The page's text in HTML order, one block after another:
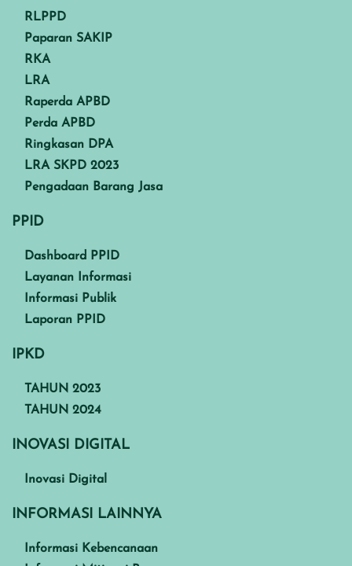
RLPPD
Paparan SAKIP
RKA
LRA
Raperda APBD
Perda APBD
Ringkasan DPA
LRA SKPD 2023
Pengadaan Barang Jasa
PPID
Dashboard PPID
Layanan Informasi
Informasi Publik
Laporan PPID
IPKD
TAHUN 2023
TAHUN 2024
INOVASI DIGITAL
Inovasi Digital
INFORMASI LAINNYA
Informasi Kebencanaan